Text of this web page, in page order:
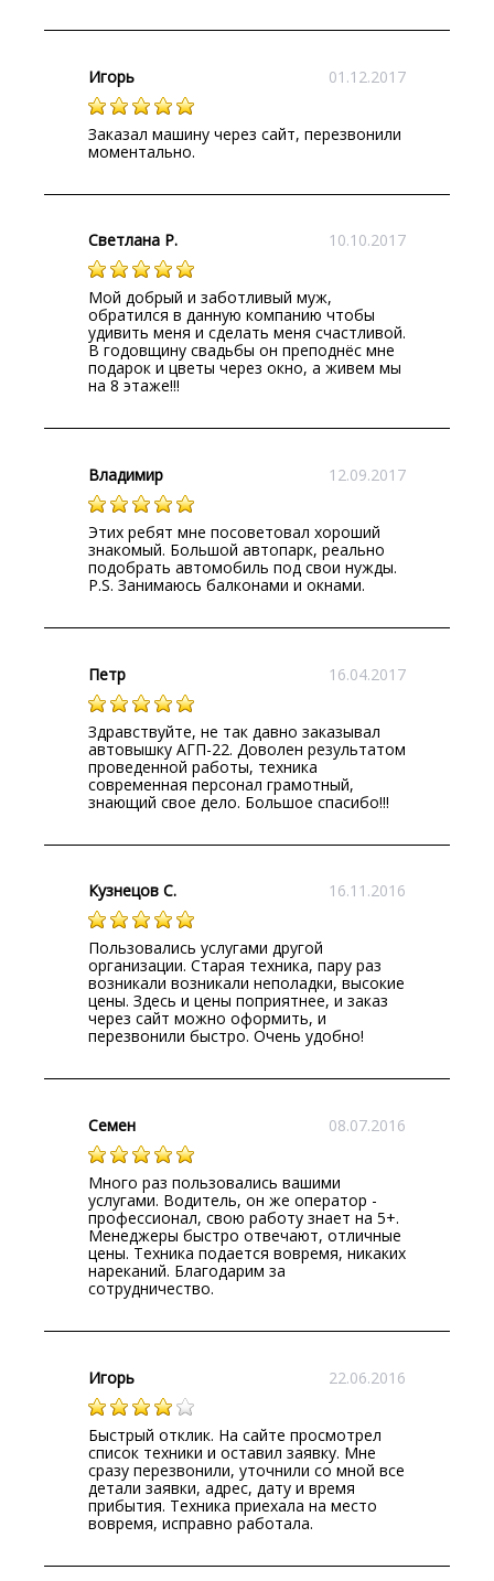
01.12.2017
Игорь
Заказал машину через сайт, перезвонили
моментально.
10.10.2017
Светлана Р.
Мой добрый и заботливый муж,
обратился в данную компанию чтобы
удивить меня и сделать меня счастливой.
В годовщину свадьбы он преподнёс мне
подарок и цветы через окно, а живем мы
на 8 этаже!!!
12.09.2017
Владимир
Этих ребят мне посоветовал хороший
знакомый. Большой автопарк, реально
подобрать автомобиль под свои нужды.
P.S. Занимаюсь балконами и окнами.
16.04.2017
Петр
Здравствуйте, не так давно заказывал
автовышку АГП-22. Доволен результатом
проведенной работы, техника
современная персонал грамотный,
знающий свое дело. Большое спасибо!!!
16.11.2016
Кузнецов С.
Пользовались услугами другой
организации. Старая техника, пару раз
возникали возникали неполадки, высокие
цены. Здесь и цены поприятнее, и заказ
через сайт можно оформить, и
перезвонили быстро. Очень удобно!
08.07.2016
Семен
Много раз пользовались вашими
услугами. Водитель, он же оператор -
профессионал, свою работу знает на 5+.
Менеджеры быстро отвечают, отличные
цены. Техника подается вовремя, никаких
нареканий. Благодарим за
сотрудничество.
22.06.2016
Игорь
Быстрый отклик. На сайте просмотрел
список техники и оставил заявку. Мне
сразу перезвонили, уточнили со мной все
детали заявки, адрес, дату и время
прибытия. Техника приехала на место
вовремя, исправно работала.